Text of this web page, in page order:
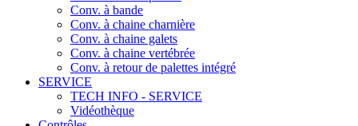
Conv. à bande
Conv. à chaine charnière
Conv. à chaine galets
Conv. à chaine vertébrée
Conv. à retour de palettes intégré
SERVICE
TECH INFO - SERVICE
Vidéothèque